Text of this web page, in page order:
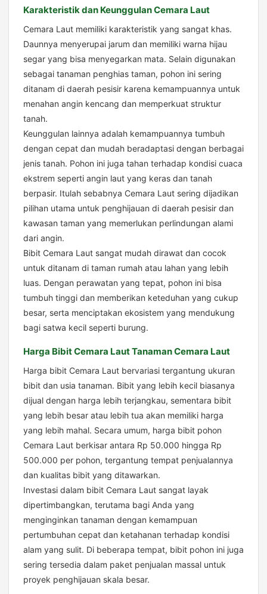
Karakteristik dan Keunggulan Cemara Laut
Cemara Laut memiliki karakteristik yang sangat khas.
Daunnya menyerupai jarum dan memiliki warna hijau
segar yang bisa menyegarkan mata. Selain digunakan
sebagai tanaman penghias taman, pohon ini sering
ditanam di daerah pesisir karena kemampuannya untuk
menahan angin kencang dan memperkuat struktur
tanah.
Keunggulan lainnya adalah kemampuannya tumbuh
dengan cepat dan mudah beradaptasi dengan berbagai
jenis tanah. Pohon ini juga tahan terhadap kondisi cuaca
ekstrem seperti angin laut yang keras dan tanah
berpasir. Itulah sebabnya Cemara Laut sering dijadikan
pilihan utama untuk penghijauan di daerah pesisir dan
kawasan taman yang memerlukan perlindungan alami
dari angin.
Bibit Cemara Laut sangat mudah dirawat dan cocok
untuk ditanam di taman rumah atau lahan yang lebih
luas. Dengan perawatan yang tepat, pohon ini bisa
tumbuh tinggi dan memberikan keteduhan yang cukup
besar, serta menciptakan ekosistem yang mendukung
bagi satwa kecil seperti burung.
Harga Bibit Cemara Laut Tanaman Cemara Laut
Harga bibit Cemara Laut bervariasi tergantung ukuran
bibit dan usia tanaman. Bibit yang lebih kecil biasanya
dijual dengan harga lebih terjangkau, sementara bibit
yang lebih besar atau lebih tua akan memiliki harga
yang lebih mahal. Secara umum, harga bibit pohon
Cemara Laut berkisar antara Rp 50.000 hingga Rp
500.000 per pohon, tergantung tempat penjualannya
dan kualitas bibit yang ditawarkan.
Investasi dalam bibit Cemara Laut sangat layak
dipertimbangkan, terutama bagi Anda yang
menginginkan tanaman dengan kemampuan
pertumbuhan cepat dan ketahanan terhadap kondisi
alam yang sulit. Di beberapa tempat, bibit pohon ini juga
sering tersedia dalam paket penjualan massal untuk
proyek penghijauan skala besar.